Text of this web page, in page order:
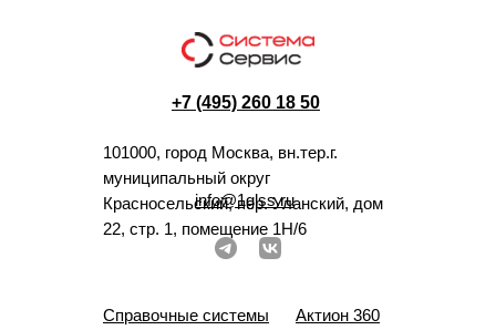
+7 (495) 260 18 50
101000, город Москва, вн.тер.г.
муниципальный округ
Красносельский, пер. Уланский, дом
22, стр. 1, помещение 1Н/6
info@1glss.ru
Справочные системы
Актион 360